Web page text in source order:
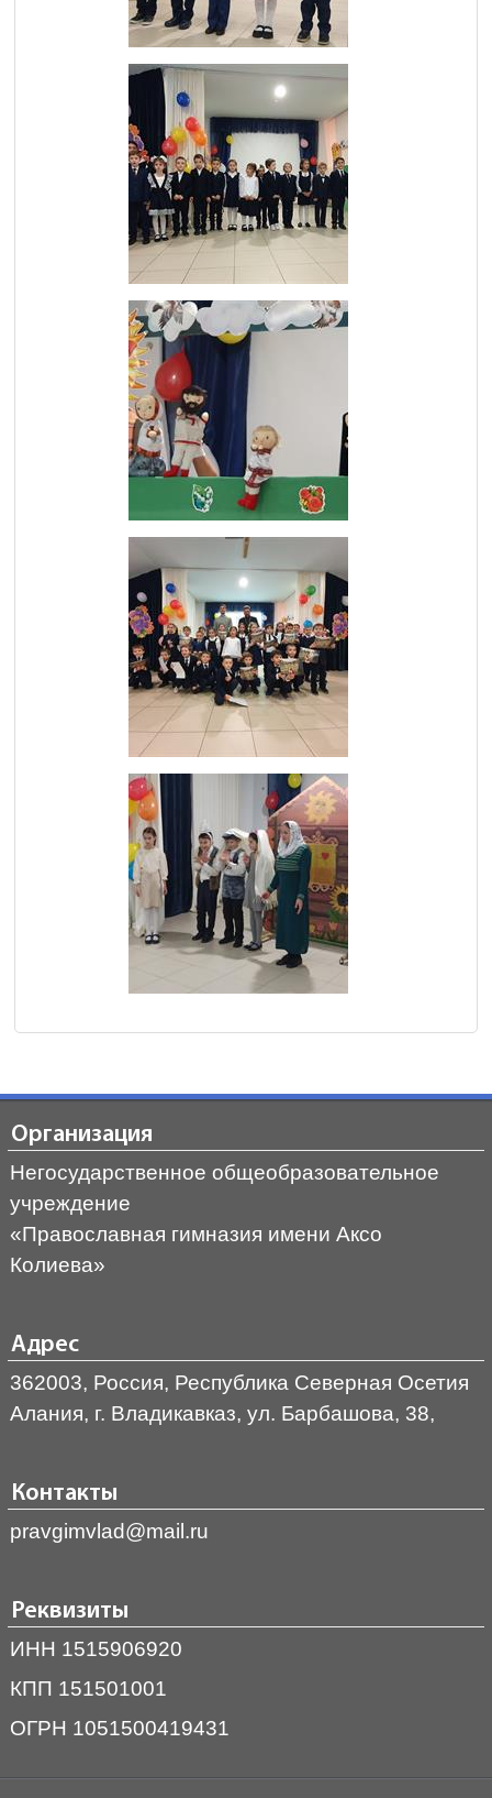
Организация
Негосударственное общеобразовательное
учреждение
«Православная гимназия имени Аксо
Колиева»
Адрес
362003, Россия, Республика Северная Осетия
Алания, г. Владикавказ, ул. Барбашова, 38,
Контакты
pravgimvlad@mail.ru
Реквизиты
ИНН 1515906920
КПП 151501001
ОГРН 1051500419431